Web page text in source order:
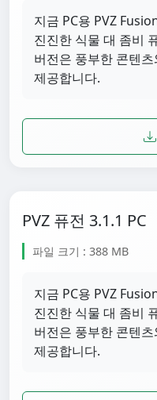
지금 PC용 PVZ
진진한 식물 대 좀비
버전은 풍부한 콘텐
제공합니다.
PVZ 퓨전 3.1.1 PC
파일 크기 : 388 MB
지금 PC용 PVZ
진진한 식물 대 좀비
버전은 풍부한 콘텐
제공합니다.